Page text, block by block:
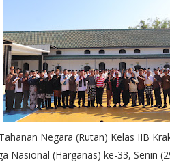
Negara (Rutan) Kelas IIB
Nasional (Harganas) ke-33, Senin